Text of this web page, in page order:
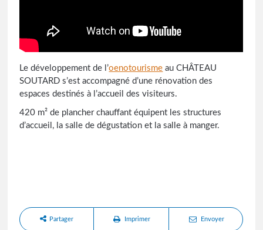
Le développement de l’oenotourisme au CHÂTEAU
SOUTARD s’est accompagné d’une rénovation des
espaces destinés à l’accueil des visiteurs.
420 m² de plancher chauffant équipent les structures
d’accueil, la salle de dégustation et la salle à manger.
Partager Imprimer Envoyer